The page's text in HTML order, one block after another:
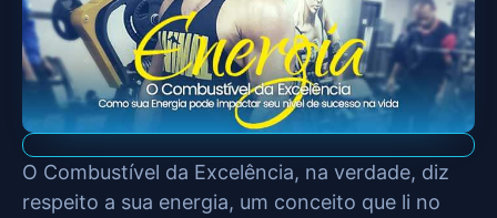
O Combustível da Excelência, na verdade, diz
respeito a sua energia, um conceito que li no